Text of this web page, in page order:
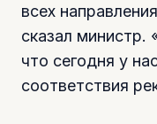
всех
сказал министр.
что сегодня у
соответствия